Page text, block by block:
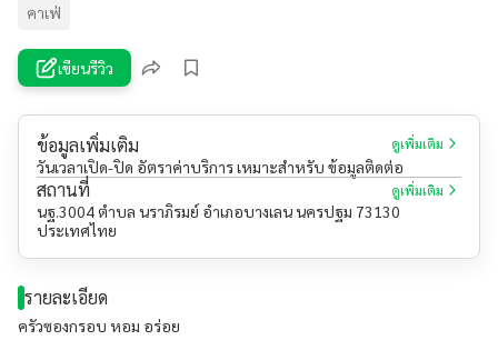
คาเฟ่
เขียนรีวิว
ข้อมูลเพิ่มเติม ดูเพิ่มเติม
วันเวลาเปิด-ปิด อัตราค่าบริการ เหมาะสำหรับ ข้อมูลติดต่อ
สถานที่ ดูเพิ่มเติม
นฐ.3004 ตำบล นราภิรมย์ อำเภอบางเลน นครปฐม 73130
ประเทศไทย
รายละเอียด
ครัวซองกรอบ หอม อร่อย